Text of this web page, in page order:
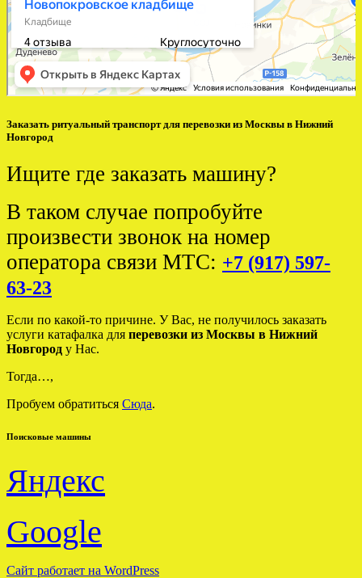
Заказать ритуальный транспорт для перевозки из Москвы в Нижний
Новгород
Ищите где заказать машину?
В таком случае попробуйте
произвести звонок на номер
оператора связи МТС: +7 (917) 597-
63-23
Если по какой-то причине. У Вас, не получилось заказать
услуги катафалка для перевозки из Москвы в Нижний
Новгород у Нас.
Тогда…,
Пробуем обратиться Сюда.
Поисковые машины
Яндекс
Google
Сайт работает на WordPress